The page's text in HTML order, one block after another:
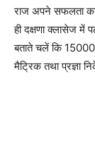
राज अपने सफलता
ही दक्षणा क्लासेज
बताते चलें कि 15000
मैट्रिक तथा प्रज्ञा